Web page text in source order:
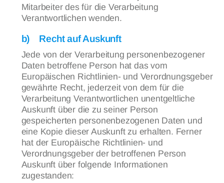
Mitarbeiter des für die Verarbeitung
Verantwortlichen wenden.
b) Recht auf Auskunft
Jede von der Verarbeitung personenbezogener
Daten betroffene Person hat das vom
Europäischen Richtlinien- und Verordnungsgeber
gewährte Recht, jederzeit von dem für die
Verarbeitung Verantwortlichen unentgeltliche
Auskunft über die zu seiner Person
gespeicherten personenbezogenen Daten und
eine Kopie dieser Auskunft zu erhalten. Ferner
hat der Europäische Richtlinien- und
Verordnungsgeber der betroffenen Person
Auskunft über folgende Informationen
zugestanden: